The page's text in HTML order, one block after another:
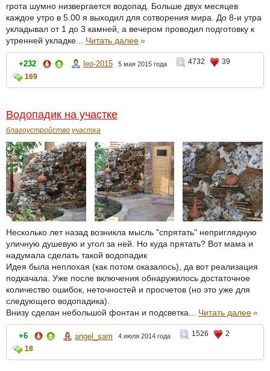
грота шумно низвергается водопад. Больше двух месяцев
каждое утро в 5.00 я выходил для сотворения мира. До 8-и утра
укладывал от 1 до 3 камней, а вечером проводил подготовку к
утренней укладке... Читать далее»
+232 leo-2015 5 мая 2015 года 4732
39
169
Водопадик на участке
благоустройство участка
Несколько лет назад возникла мысль "спрятать" неприглядную
уличную душевую и угол за ней. Но куда прятать? Вот мама и
надумала сделать такой водопадик
Идея была неплохая (как потом оказалось), да вот реализация
подкачала. Уже после включения обнаружилось достаточное
количество ошибок, неточностей и просчетов (но это уже для
следующего водопадика).
Внизу сделан небольшой фонтан и подсветка... Читать далее»
+6 angel_sam 4 июля 2014 года 1526
2
18